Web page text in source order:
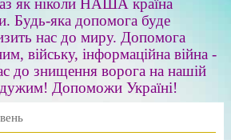
як ніколи НАША країна
Будь-яка допомога буде
нас до миру. Допомога
війську, інформаційна війна -
до знищення ворога на нашій
Допоможи Україні!